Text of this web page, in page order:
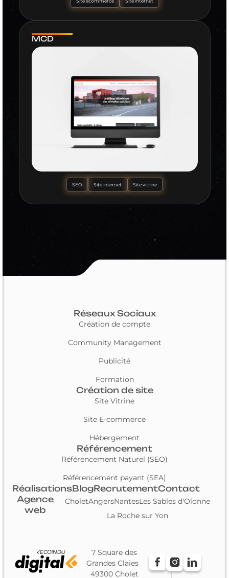
MCD
SEO Site internet Site vitrine
7 Square des
Grandes Claies
49300 Cholet
Réseaux Sociaux
Création de compte
Community Management
Publicité
Formation
Création de site
Site Vitrine
Site E-commerce
Hébergement
Référencement
Référencement Naturel (SEO)
Référencement payant (SEA)
RéalisationsBlogRecrutementContact
Agence
web
CholetAngersNantesLes Sables d'Olonne
La Roche sur Yon